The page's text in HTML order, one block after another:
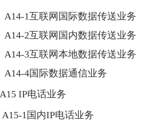
A14-1互联网国际数据传送业务
A14-2互联网国内数据传送业务
A14-3互联网本地数据传送业务
A14-4国际数据通信业务
A15 IP电话业务
A15-1 国内IP电话业务